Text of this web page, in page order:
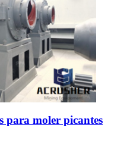
para moler picantes